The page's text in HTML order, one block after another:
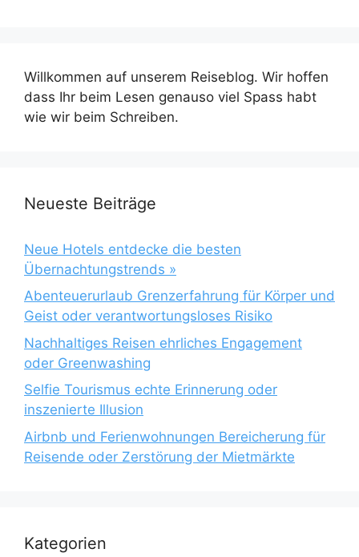
Willkommen auf unserem Reiseblog. Wir hoffen
dass Ihr beim Lesen genauso viel Spass habt
wie wir beim Schreiben.
Neueste Beiträge
Neue Hotels entdecke die besten
Übernachtungstrends »
Abenteuerurlaub Grenzerfahrung für Körper und
Geist oder verantwortungsloses Risiko
Nachhaltiges Reisen ehrliches Engagement
oder Greenwashing
Selfie Tourismus echte Erinnerung oder
inszenierte Illusion
Airbnb und Ferienwohnungen Bereicherung für
Reisende oder Zerstörung der Mietmärkte
Kategorien